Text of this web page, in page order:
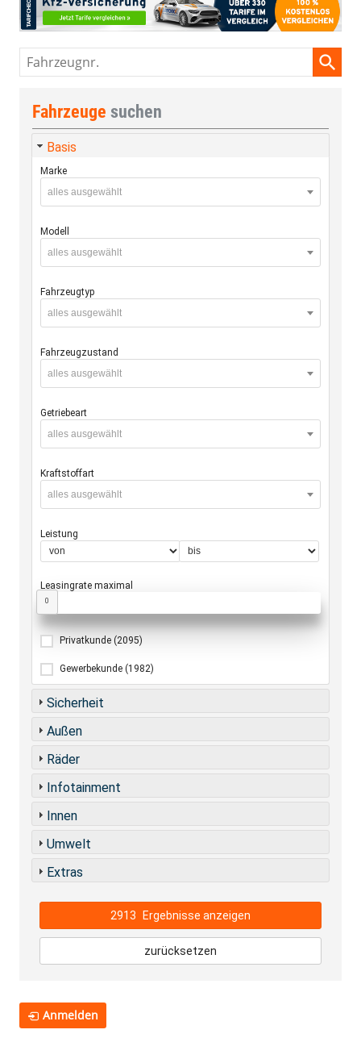
Fahrzeugnr.
Fahrzeuge suchen
Basis
Marke
alles ausgewählt
Modell
alles ausgewählt
Fahrzeugtyp
alles ausgewählt
Fahrzeugzustand
alles ausgewählt
Getriebeart
alles ausgewählt
Kraftstoffart
alles ausgewählt
Leistung
Leasingrate maximal
0
Privatkunde (2095)
Gewerbekunde (1982)
Sicherheit
Außen
Räder
Infotainment
Innen
Umwelt
Extras
2913 Ergebnisse anzeigen
zurücksetzen
Anmelden